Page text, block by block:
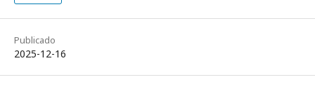
Publicado
2025-12-16